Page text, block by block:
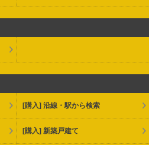
[購入] 沿線・駅から検索
[購入] 新築戸建て